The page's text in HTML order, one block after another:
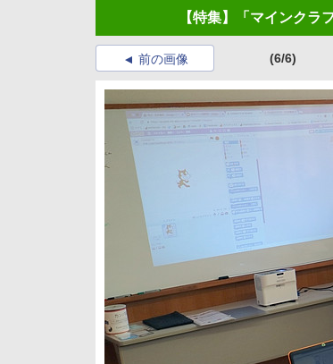
【特集】「マインク
前の画像 (6/6)